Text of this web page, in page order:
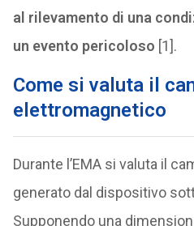
al rilevamento di una
un evento pericoloso [1].
Come si valuta il
elettromagnetico
Durante l’EMA si valuta il
generato dal dispositivo
Supponendo una